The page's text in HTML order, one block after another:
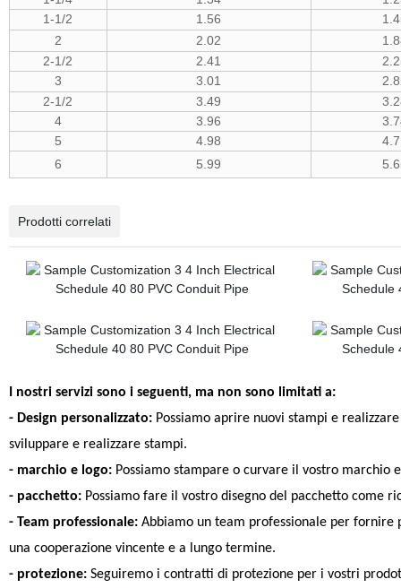
1-1/2
1.56
2
2.02
2-1/2
2.41
3
3.01
2-1/2
3.49
4
3.96
5
4.98
6
5.99
Prodotti correlati
I nostri servizi sono i seguenti, ma non sono limitati a:
- Design personalizzato:Possiamo aprire nuovi stampi e
sviluppare e realizzare stampi.
- marchio e logo:Possiamo stampare o curvare il vostro marchio
- pacchetto:Possiamo fare il vostro disegno del pacchetto come
- Team professionale:Abbiamo un team professionale per fornire
una cooperazione vincente e a lungo termine.
- protezione:Seguiremo i contratti di protezione per i vostri